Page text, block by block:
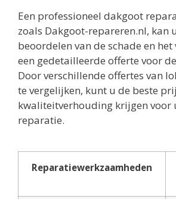
Een professioneel dakgoot
zoals Dakgoot-repareren.nl, kan
beoordelen van de schade en het
een gedetailleerde offerte voor
Door verschillende offertes van
te vergelijken, kunt u de beste
kwaliteitverhouding krijgen voor
reparatie.
Reparatiewerkzaamheden